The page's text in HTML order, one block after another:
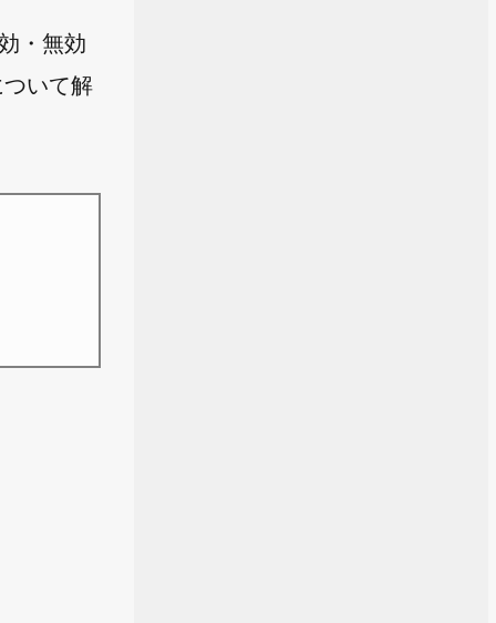
・無効
いて解